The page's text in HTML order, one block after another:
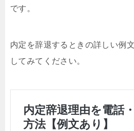
です。
内定を辞退するときの詳しい例
してみてください。